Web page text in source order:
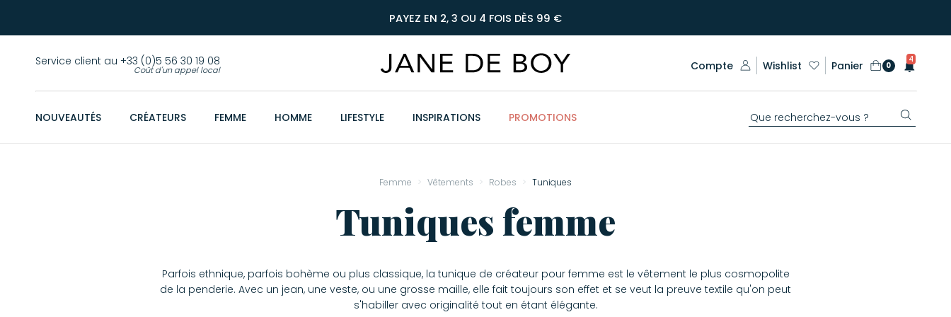
PAYEZ EN 2, 3 OU 4 FOIS DÈS 99 €
Service client au +33 (0)5 56 30 19 08
Coût d'un appel local Compte Wishlist Panier 0
4
NOUVEAUTÉS CRÉATEURS FEMME HOMME LIFESTYLE INSPIRATIONS PROMOTIONS
Femme Vêtements Robes Tuniques
Tuniques femme
Parfois ethnique, parfois bohème ou plus classique, la tunique de créateur pour femme est le vêtement le plus cosmopolite
de la penderie. Avec un jean, une veste, ou une grosse maille, elle fait toujours son effet et se veut la preuve textile qu'on peut
s'habiller avec originalité tout en étant élégante.